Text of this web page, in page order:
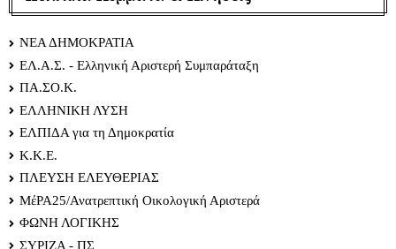
ΝΕΑ ΔΗΜΟΚΡΑΤΙΑ
ΕΛ.Α.Σ. - Ελληνική Αριστερή Συμπαράταξη
ΠΑ.ΣΟ.Κ.
ΕΛΛΗΝΙΚΗ ΛΥΣΗ
ΕΛΠΙΔΑ για τη Δημοκρατία
Κ.Κ.Ε.
ΠΛΕΥΣΗ ΕΛΕΥΘΕΡΙΑΣ
ΜέΡΑ25/Ανατρεπτική Οικολογική Αριστερά
ΦΩΝΗ ΛΟΓΙΚΗΣ
ΣΥΡΙΖΑ - ΠΣ